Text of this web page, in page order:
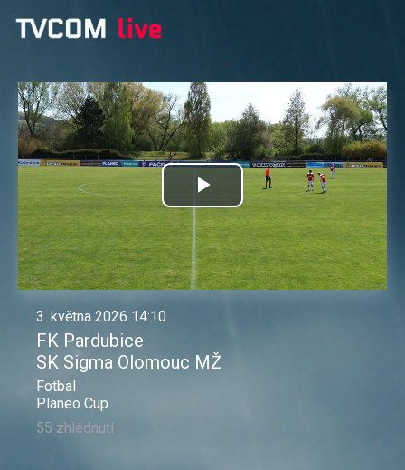
Přehrát
video
3. května 2026 14:10
FK Pardubice
SK Sigma Olomouc MŽ
Fotbal
Planeo Cup
55 zhlédnutí